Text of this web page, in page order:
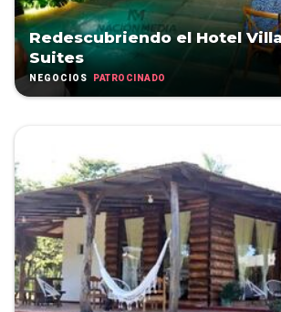
Redescubriendo el Hotel
Suites
NEGOCIOS PATROCINADO